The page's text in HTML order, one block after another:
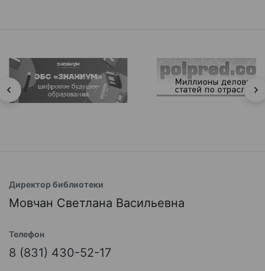
Директор библиотеки
Мовчан Светлана Васильевна
Телефон
8 (831) 430-52-17